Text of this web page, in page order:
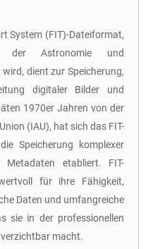
System (FIT)-Dateiformat,
der Astronomie und
dient zur Speicherung,
digitaler Bilder und
1970er Jahren von der
(IAU), hat sich das FIT-
Speicherung komplexer
Metadaten etabliert. FIT-
für ihre Fähigkeit,
Daten und umfangreiche
sie in der professionellen
macht.